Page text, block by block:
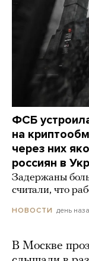
ФСБ
на
через них
россиян в
Задержаны
считали, что
НОВОСТИ день
В Москве